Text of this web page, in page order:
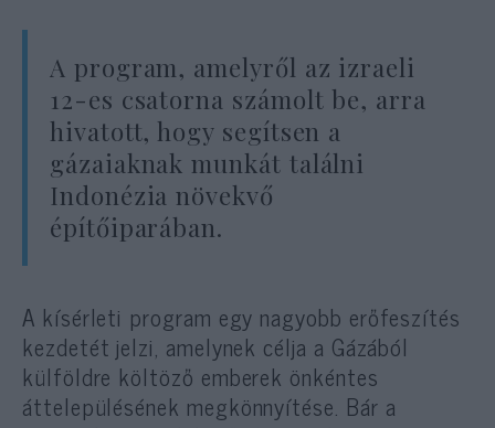
A program, amelyről az izraeli
12-es csatorna számolt be, arra
hivatott, hogy segítsen a
gázaiaknak munkát találni
Indonézia növekvő
építőiparában.
A kísérleti program egy nagyobb erőfeszítés
kezdetét jelzi, amelynek célja a Gázából
külföldre költöző emberek önkéntes
áttelepülésének megkönnyítése. Bár a